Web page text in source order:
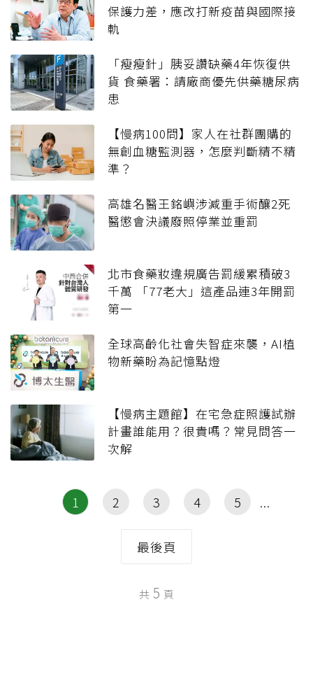
保護力差，應改打新疫苗與國際接
軌
「瘦瘦針」胰妥讚缺藥4年恢復供
貨 食藥署：請廠商優先供藥糖尿病
患
【慢病100問】家人在社群團購的
無創血糖監測器，怎麼判斷精不精
準？
高雄名醫王銘嶼涉減重手術釀2死
醫懲會決議廢照停業並重罰
北市食藥妝違規廣告罰緩累積破3
千萬 「77老大」這產品連3年開罰
第一
全球高齡化社會失智症來襲，AI植
物新藥盼為記憶點燈
【慢病主題館】在宅急症照護試辦
計畫誰能用？很貴嗎？常見問答一
次解
1 2 3 4 5
最後頁
共 5 頁